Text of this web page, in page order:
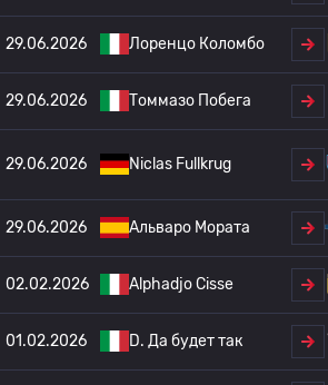
29.06.2026 Лоренцо Коломбо
29.06.2026 Томмазо Побега
29.06.2026 Niclas Fullkrug
29.06.2026 Альваро Мората
02.02.2026 Alphadjo Cisse
01.02.2026 D. Да будет так